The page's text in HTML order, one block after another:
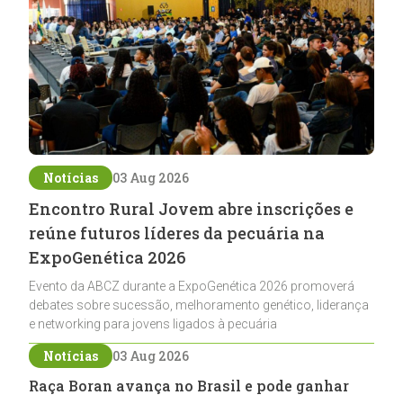
Notícias 03 Aug 2026
Encontro Rural Jovem abre inscrições e
reúne futuros líderes da pecuária na
ExpoGenética 2026
Evento da ABCZ durante a ExpoGenética 2026 promoverá
debates sobre sucessão, melhoramento genético, liderança
e networking para jovens ligados à pecuária
Notícias 03 Aug 2026
Raça Boran avança no Brasil e pode ganhar